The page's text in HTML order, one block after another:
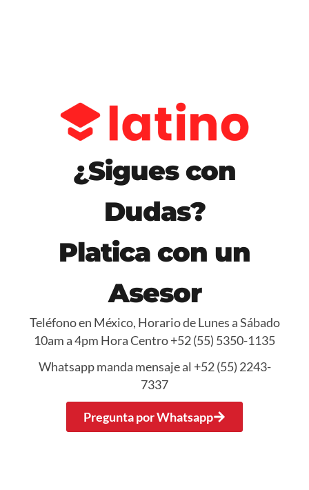
¿Sigues con
Dudas?
Platica con un
Asesor
Teléfono en México, Horario de Lunes a Sábado
10am a 4pm Hora Centro +52 (55) 5350-1135
Whatsapp manda mensaje al +52 (55) 2243-
7337
Pregunta por Whatsapp